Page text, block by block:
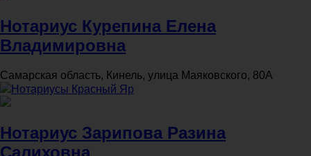
Нотариус Курепина Елена
Владимировна
Самарская область, Кинель, улица Маяковского, 80А
Нотариусы Красный Яр
Нотариус Зарипова Разина
Салиховна